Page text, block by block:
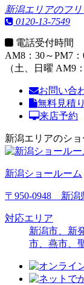
新潟エリアのフ
0120-13-7549
電話受付時間
AM8：30～PM7：
（土、日曜 AM9
お問い合
無料見積り
来店予約
新潟エリアのシ
新潟ショールーム
〒950-0948 新潟
対応エリア
新潟市、新
市、燕市、